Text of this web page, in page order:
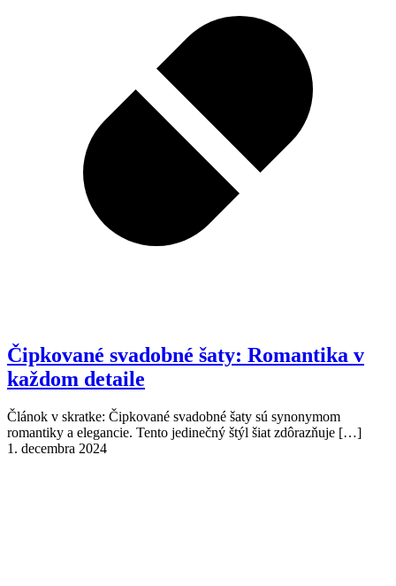
Čipkované svadobné šaty: Romantika v
každom detaile
Článok v skratke: Čipkované svadobné šaty sú synonymom
romantiky a elegancie. Tento jedinečný štýl šiat zdôrazňuje […]
1. decembra 2024